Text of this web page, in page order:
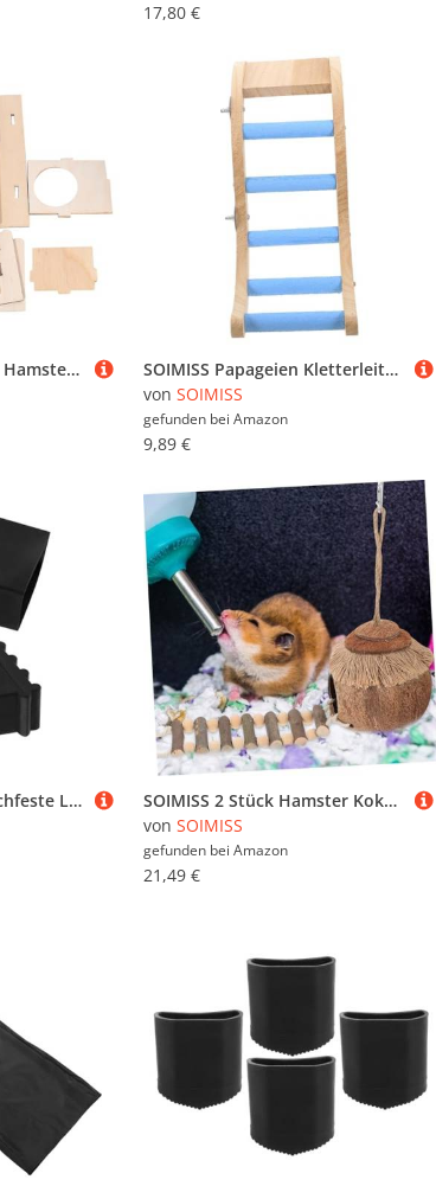
17,80 €
SOIMISS Holzhaus für Hamster Zweistöckige Villa mit Leiter und Breitem Eingang Natürliches Holz DIY stattbar Langlebig und Sicher als Gemütliches Nest für Kleine Haustiere
SOIMISS Papageien Kletterleiter aus Holz Bunte Vogelkäfig Leiter Kratzfeste Papageien Leiter für Wellensittiche Nymphensittiche Interaktives Vogelspielzeug Zubehör
von SOIMISS
gefunden bei Amazon
9,89 €
SOIMISS 2 Stück Rutschfeste Leiterfüße aus Isolierendem Gummi Stoßdämpfende Schutzkappen für Trittleitern Wetterbeständig und Sicher für Elektroarbeiten Passgenau und Einfach zu Montieren
SOIMISS 2 Stück Hamster Kokosnussschalen Nest mit Leiter Teiliges Hängendes Kleintierbett Warmes Schlafnest für Hamster Vögel Chinchillas Vielseitiges Versteck
von SOIMISS
gefunden bei Amazon
21,49 €